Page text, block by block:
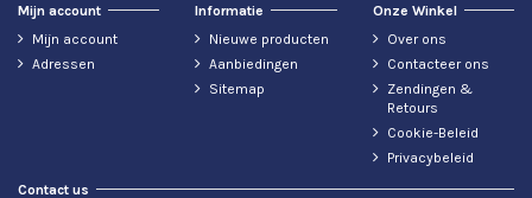
Mijn account
Mijn account
Adressen
Informatie
Nieuwe producten
Aanbiedingen
Sitemap
Onze Winkel
Over ons
Contacteer ons
Zendingen &
Retours
Cookie-Beleid
Privacybeleid
Contact us